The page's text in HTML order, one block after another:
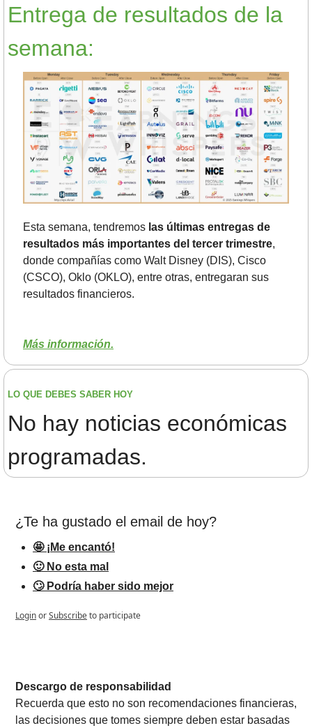
Entrega de resultados de la
semana:
Esta semana, tendremos las últimas entregas de
resultados más importantes del tercer trimestre,
donde compañías como Walt Disney (DIS), Cisco
(CSCO), Oklo (OKLO), entre otras, entregaran sus
resultados financieros.
Más información.
LO QUE DEBES SABER HOY
No hay noticias económicas
programadas.
¿Te ha gustado el email de hoy?
🤩 ¡Me encantó!
🙂 No esta mal
🙄 Podría haber sido mejor
LoginorSubscribeto participate
Descargo de responsabilidad
Recuerda que esto no son recomendaciones financieras,
las decisiones que tomes siempre deben estar basadas